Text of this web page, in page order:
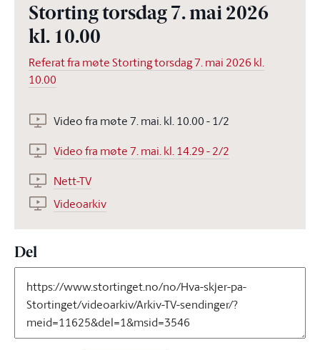
Storting torsdag 7. mai 2026
kl. 10.00
Referat fra møte Storting torsdag 7. mai 2026 kl.
10.00
Video fra møte 7. mai. kl. 10.00 - 1/2
Video fra møte 7. mai. kl. 14.29 - 2/2
Nett-TV
Videoarkiv
Del